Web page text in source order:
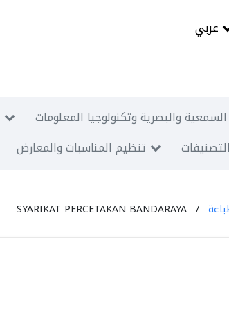
والبصرية وتكنولوجيا المعلومات
تنظيم المناسبات والمعارض التصنيفات
SYARIKAT PERCETAKAN BANDARAYA